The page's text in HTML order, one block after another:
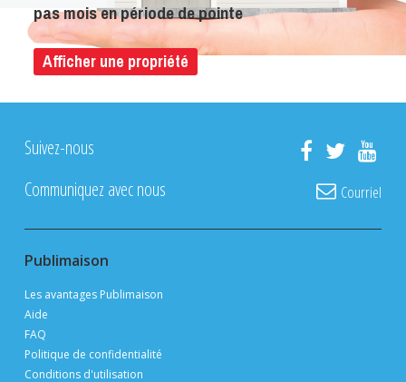
pas mois en période de pointe
Afficher une propriété
Suivez-nous
Communiquez avec nous
Courriel
Publimaison
Les avantages Publimaison
Aide
FAQ
Politique de confidentialité
Conditions d'utilisation